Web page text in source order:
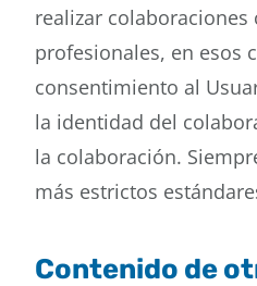
realizar colaboraciones
profesionales, en esos
consentimiento al
la identidad del
la colaboración.
más estrictos
Contenido de